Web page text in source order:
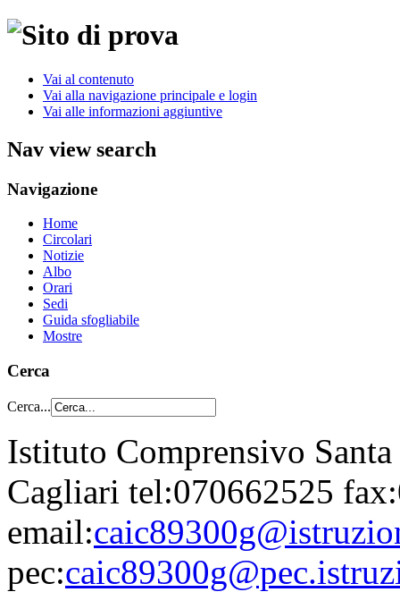
Vai al contenuto
Vai alla navigazione principale e login
Vai alle informazioni aggiuntive
Nav view search
Navigazione
Home
Circolari
Notizie
Albo
Orari
Sedi
Guida sfogliabile
Mostre
Cerca
Cerca...
Istituto Comprensivo
Cagliari tel:070662525
email:
pec: